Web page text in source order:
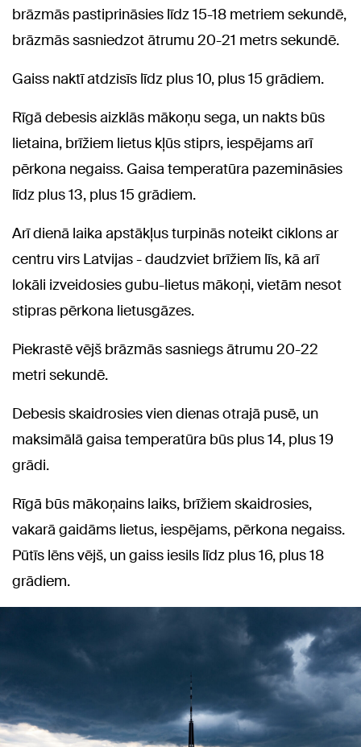
brāzmās pastiprināsies līdz 15-18 metriem sekundē,
brāzmās sasniedzot ātrumu 20-21 metrs sekundē.
Gaiss naktī atdzisīs līdz plus 10, plus 15 grādiem.
Rīgā debesis aizklās mākoņu sega, un nakts būs
lietaina, brīžiem lietus kļūs stiprs, iespējams arī
pērkona negaiss. Gaisa temperatūra pazemināsies
līdz plus 13, plus 15 grādiem.
Arī dienā laika apstākļus turpinās noteikt ciklons ar
centru virs Latvijas - daudzviet brīžiem līs, kā arī
lokāli izveidosies gubu-lietus mākoņi, vietām nesot
stipras pērkona lietusgāzes.
Piekrastē vējš brāzmās sasniegs ātrumu 20-22
metri sekundē.
Debesis skaidrosies vien dienas otrajā pusē, un
maksimālā gaisa temperatūra būs plus 14, plus 19
grādi.
Rīgā būs mākoņains laiks, brīžiem skaidrosies,
vakarā gaidāms lietus, iespējams, pērkona negaiss.
Pūtīs lēns vējš, un gaiss iesils līdz plus 16, plus 18
grādiem.